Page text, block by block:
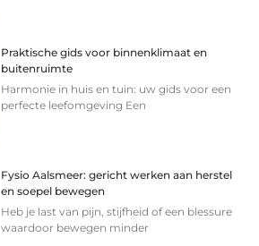
Praktische gids voor binnenklimaat en
buitenruimte
Harmonie in huis en tuin: uw gids voor een
perfecte leefomgeving Een
Fysio Aalsmeer: gericht werken aan herstel
en soepel bewegen
Heb je last van pijn, stijfheid of een blessure
waardoor bewegen minder